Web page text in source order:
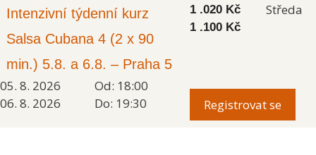
Intenzivní týdenní kurz
Salsa Cubana 4 (2 x 90
min.) 5.8. a 6.8. – Praha 5
1 .020 Kč
1 .100 Kč
Středa
05. 8. 2026
06. 8. 2026
Od: 18:00
Do: 19:30
Registrovat se